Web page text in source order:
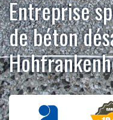
Entreprise
de béton